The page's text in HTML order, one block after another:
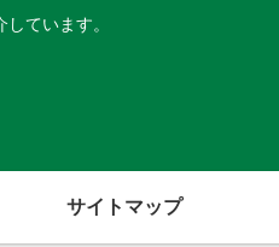
ています。
サイトマップ